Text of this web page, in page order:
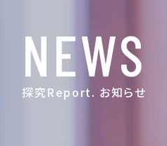
NEWS
探究Report. お知らせ